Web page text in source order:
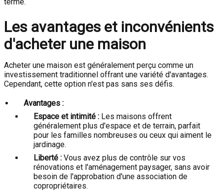
Les avantages et inconvénients
d'acheter une maison
Acheter une maison est généralement perçu comme un
investissement traditionnel offrant une variété d'avantages.
Cependant, cette option n'est pas sans ses défis.
Avantages :
Espace et intimité : Les maisons offrent
généralement plus d'espace et de terrain, parfait
pour les familles nombreuses ou ceux qui aiment le
jardinage.
Liberté : Vous avez plus de contrôle sur vos
rénovations et l'aménagement paysager, sans avoir
besoin de l'approbation d'une association de
copropriétaires.